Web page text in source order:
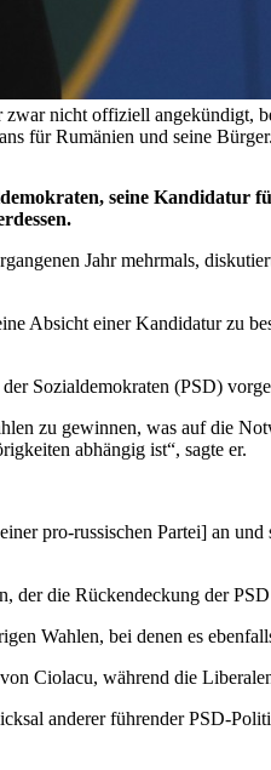
nicht offiziell angekündigt,
für Rumänien und seine
seine Kandidatur
Jahr mehrmals,
Absicht einer Kandidatur zu
Sozialdemokraten (PSD)
zu gewinnen, was auf die
abhängig ist“, sagte er.
pro-russischen Partei] an
der die Rückendeckung der
Wahlen, bei denen es
Ciolacu, während die
anderer führender PSD-